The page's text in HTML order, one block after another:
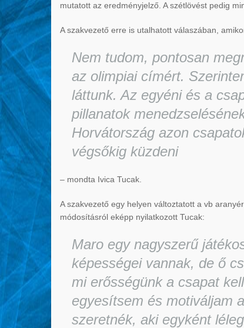
mutatott az eredményjelző. A szétlövést pedig
A szakvezető erre is utalhatott válaszában,
Nem tudom, pontosan
az olimpiai címért.
láttunk. Az egyéni és a
pillanatok
Horvátország azon
végsőkig küzdeni
– mondta Ivica Tucak.
A szakvezető egy helyen változtatott a vb
módosításról eképp nyilatkozott Tucak:
Maro egy nagyszerű
képességei vannak, de ő
mi erősségünk a csapat
egyesítsem és motiváljam
szeretnék, aki egyként